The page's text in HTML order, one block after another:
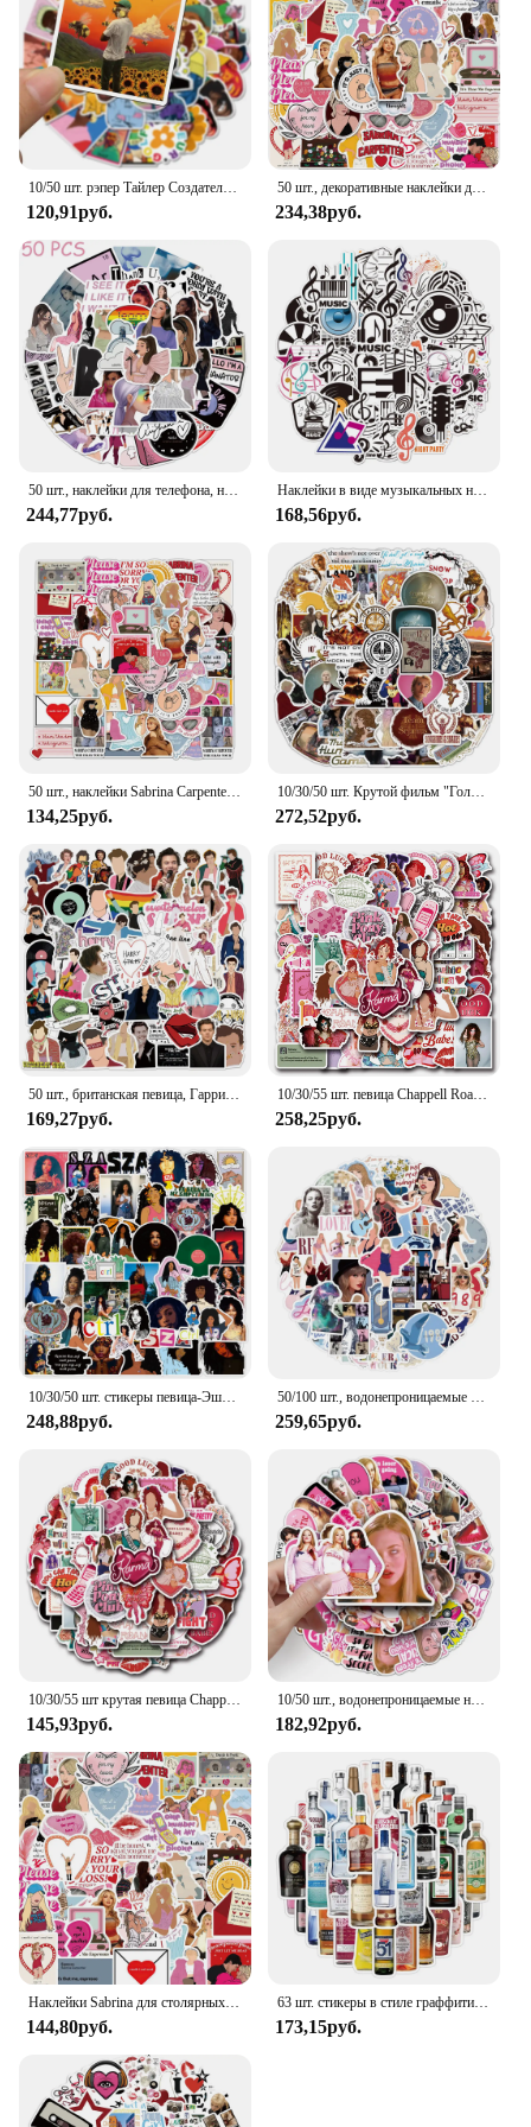
starters and a way to showcase your love for music.
With sets available for purchase, these stickers are
an excellent option for both personal and
professional use, making them a versatile addition
to any collection.
120,91руб.
50 шт., декоративные наклейки для телефона, ноутбука, чемодана, гитары
234,38руб.
244,77руб.
Наклейки в виде музыкальных нот для автомобиля, чемодана, скейтборда, гитары, ноутбука, телефона, ноутбука, декоративные наклейки «сделай сам», игрушки, подарки, 10/50 шт.
168,56руб.
50 шт., наклейки Sabrina Carpenter, изысканные справочники, чехлы для телефонов, чемоданы для ноутбуков, чашки для воды, водонепроницаемые наклейки
134,25руб.
10/30/50 шт. Крутой фильм "Голодные игры" Баллада о певчих птицах и змеях Мультяшные наклейки Ретро Водонепроницаемая наклейка Граффити на телефон
272,52руб.
50 шт., британская певица, Гарри, стиль, граффити, наклейки для багажа, ноутбука, скейтборда, водонепроницаемые декоративные наклейки
169,27руб.
10/30/55 шт. певица Chappell Roan наклейка мультфильм граффити декоративный чемодан гитара чехол для телефона скрапбук водостойкая наклейка игрушка
258,25руб.
10/30/50 шт. стикеры певица-Эша граффити s Классические игрушки холодильник чемодан Водонепроницаемый скейтборд Гитара DIY крутые наклейки Детские стикеры 1
248,88руб.
50/100 шт., водонепроницаемые ПВХ наклейки для скейтборда, гитары
259,65руб.
10/30/55 шт крутая певица Chappell Roan наклейки граффити наклейки забавные украшения детские игрушки DIY ноутбук телефон чемодан велосипед холодильник
145,93руб.
10/50 шт., водонепроницаемые наклейки для ноутбука, гитары
182,92руб.
Наклейки Sabrina для столярных певец, 10/30/50 шт., забавное украшение, альбом «сделай сам», скейтборд, велосипед, гитара, ноутбук, Детские Водонепроницаемые игрушки
144,80руб.
63 шт. стикеры в стиле граффити для чемоданов, аксессуаров, наклейки для ноутбука, скейтборда, декоративные Стикеры, игрушки «сделай сам»
173,15руб.